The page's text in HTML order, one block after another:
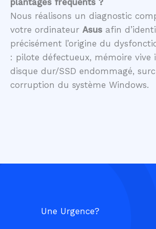
Nous réalisons un diagnostic
votre ordinateur Asus afin
précisément l’origine du
: pilote défectueux, mémoire vive
disque dur/SSD endommagé,
corruption du système Windows.
Une Urgence?